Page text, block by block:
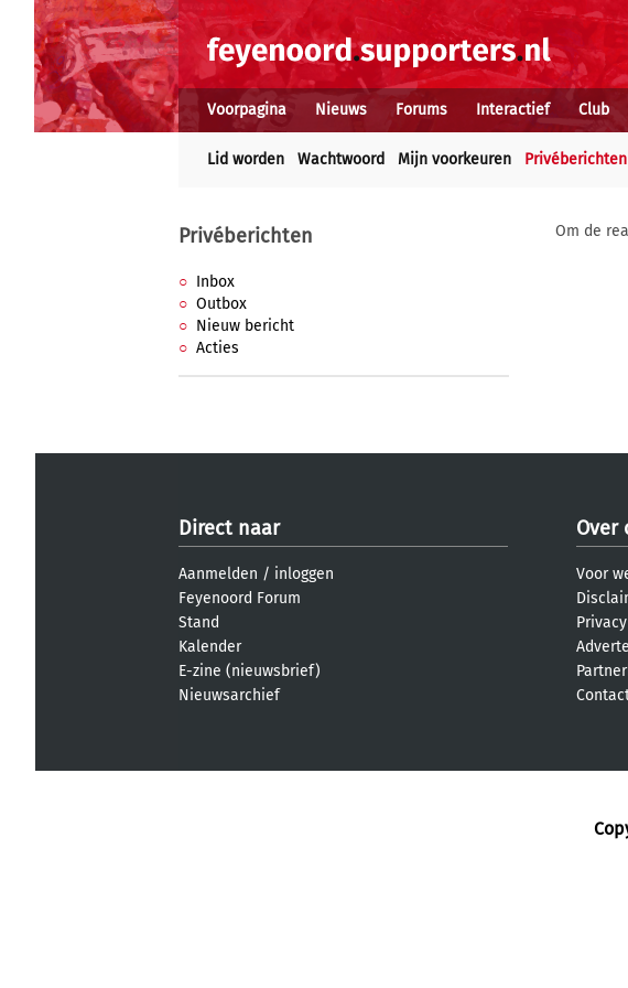
Voorpagina Nieuws Forums Interactief Club
Lid worden Wachtwoord Mijn voorkeuren Privéberichten
Privéberichten
Inbox
Outbox
Nieuw bericht
Acties
Om de
Direct naar
Aanmelden / inloggen
Feyenoord Forum
Stand
Kalender
E-zine (nieuwsbrief)
Nieuwsarchief
Over
Voor
Privacy